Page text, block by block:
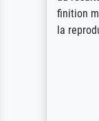
finition
la